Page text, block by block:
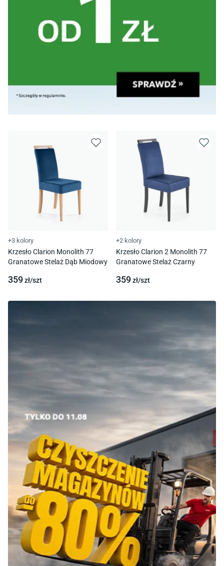
+3 kolory
Krzesło Clarion Monolith 77
Granatowe Stelaż Dąb Miodowy
359zł/szt
+2 kolory
Krzesło Clarion 2 Monolith 77
Granatowe Stelaż Czarny
359zł/szt